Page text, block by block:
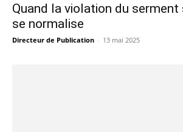
Quand la violation du serment
se normalise
Directeur de Publication - 13 mai 2025